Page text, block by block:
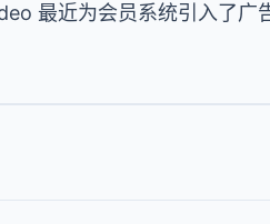
最近为会员系统引入了广